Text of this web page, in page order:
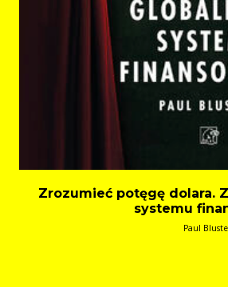
Zrozumieć potęgę dolara.
systemu
Paul